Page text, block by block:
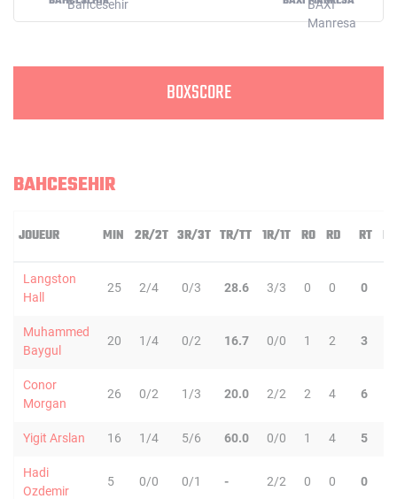
BOXSCORE
BAHCESEHIR
JOUEUR MIN 2R/2T 3R/3T TR/TT 1R/1T RO RD RT PD
Langston
Hall
25 2/4 0/3 28.6 3/3 0 0 0
Muhammed
Baygul
20 1/4 0/2 16.7 0/0 1 2 3
Conor
Morgan
26 0/2 1/3 20.0 2/2 2 4 6
Yigit Arslan 16 1/4 5/6 60.0 0/0 1 4 5
Hadi
Ozdemir
5 0/0 0/1 - 2/2 0 0 0